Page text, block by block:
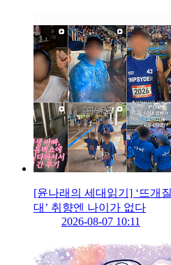
[윤나래의 세대읽기] ‘뜨개
대’ 취향엔 나이가 없다
2026-08-07 10:11